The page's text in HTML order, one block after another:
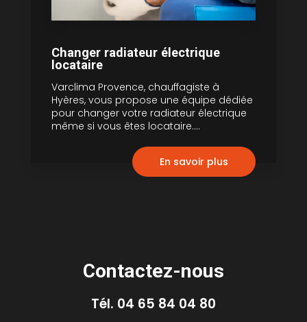
Changer radiateur électrique
locataire
Varclima Provence, chauffagiste à
Hyères, vous propose une équipe dédiée
pour changer votre radiateur électrique
même si vous êtes locataire....
En savoir plus
Contactez-nous
Tél. 04 65 84 04 80